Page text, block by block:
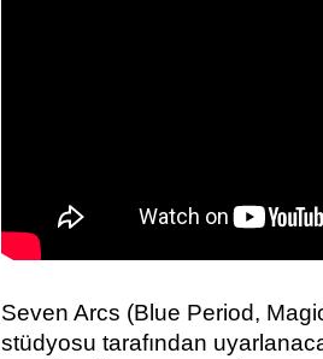
Seven Arcs (Blue Period,
stüdyosu tarafından